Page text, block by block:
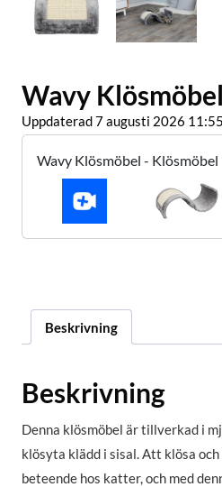
Wavy
Uppdaterad 7 augusti 2026 11:55
Wavy Klösmöbel - Klösmöbel
Beskrivning
Beskrivning
Denna klösmöbel är tillverkad i
klösyta klädd i sisal. Att klösa
beteende hos katter, och med